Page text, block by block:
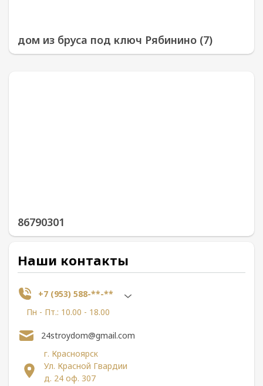
дом из бруса под ключ Рябинино (7)
86790301
Наши контакты
+7 (953) 588-**-**
Пн - Пт.: 10.00 - 18.00
г. Красноярск
Ул. Красной Гвардии
д. 24 оф. 307
24stroydom@gmail.com